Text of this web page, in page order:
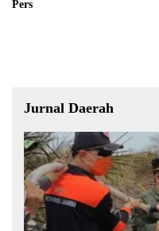
Pers
Jurnal Daerah